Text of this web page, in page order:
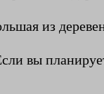
из
вы